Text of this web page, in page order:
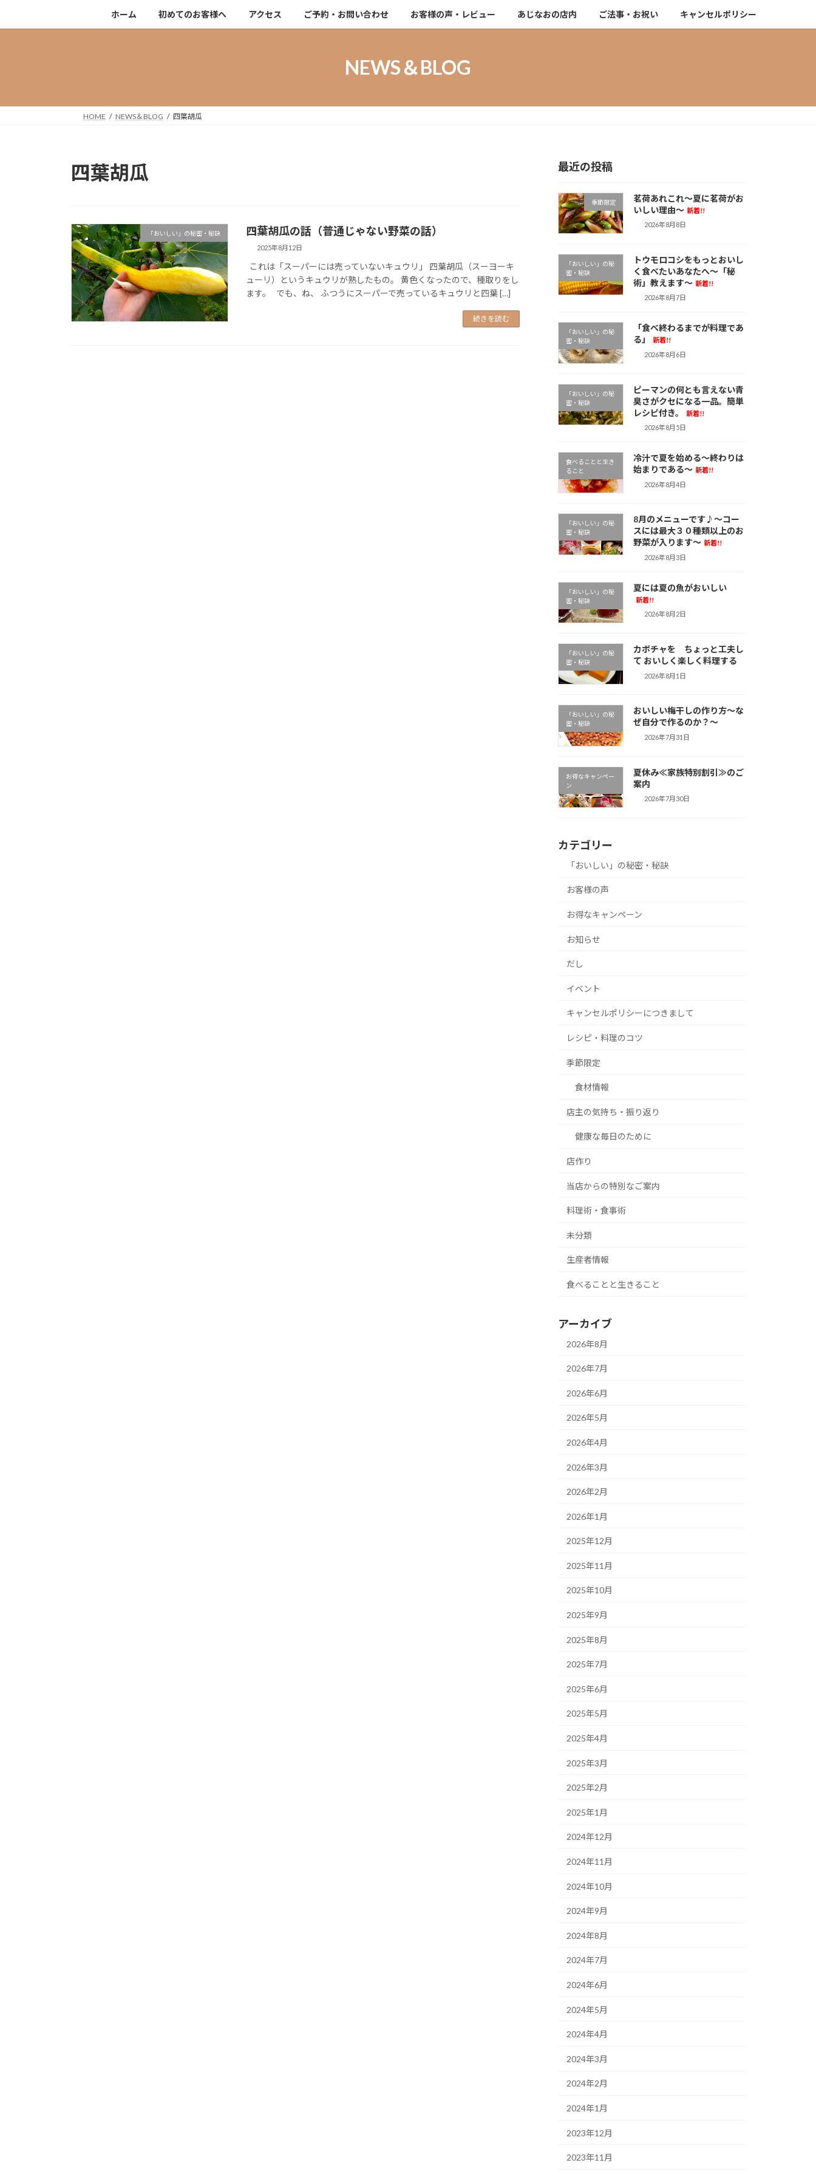
キ
に
ホーム 初めてのお客様へ アクセス ご予約・お問い合わせ お客様の声・レビュー あじなおの店内 ご法事・お祝い キャンセルポリシー
NEWS＆BLOG
HOME NEWS＆BLOG 四葉胡瓜
四葉胡瓜
「おいしい」の秘密・秘訣 四葉胡瓜の話（普通じゃない野菜の話）
2025年8月12日
これは「スーパーには売っていないキュウリ」 四葉胡瓜（スーヨーキ
ューリ）というキュウリが熟したもの。 黄色くなったので、種取りをし
ます。 でも、ね、 ふつうにスーパーで売っているキュウリと四葉 […]
続きを読む
最近の投稿
季節限定
茗荷あれこれ～夏に茗荷がお
いしい理由～ 新着!!
2026年8月8日
「おいしい」の秘
密・秘訣
トウモロコシをもっとおいし
く食べたいあなたへ～「秘
術」教えます～ 新着!!
2026年8月7日
「おいしい」の秘
密・秘訣
「食べ終わるまでが料理であ
る」
新着!!
2026年8月6日
「おいしい」の秘
密・秘訣
ピーマンの何とも言えない青
臭さがクセになる一品。簡単
レシピ付き。
新着!!
2026年8月5日
食べることと生き
ること
冷汁で夏を始める～終わりは
始まりである～ 新着!!
2026年8月4日
「おいしい」の秘
密・秘訣
8月のメニューです♪～コー
スには最大３０種類以上のお
野菜が入ります～ 新着!!
2026年8月3日
「おいしい」の秘
密・秘訣
夏には夏の魚がおいしい
新着!!
2026年8月2日
「おいしい」の秘
密・秘訣
カボチャを ちょっと工夫し
て おいしく楽しく料理する
2026年8月1日
「おいしい」の秘
密・秘訣
おいしい梅干しの作り方～な
ぜ自分で作るのか？～
2026年7月31日
お得なキャンペー
ン
夏休み≪家族特別割引≫のご
案内
2026年7月30日
カテゴリー
「おいしい」の秘密・秘訣
お客様の声
お得なキャンペーン
お知らせ
だし
イベント
キャンセルポリシーにつきまして
レシピ・料理のコツ
季節限定
食材情報
店主の気持ち・振り返り
健康な毎日のために
店作り
当店からの特別なご案内
料理術・食事術
未分類
生産者情報
食べることと生きること
アーカイブ
2026年8月
2026年7月
2026年6月
2026年5月
2026年4月
2026年3月
2026年2月
2026年1月
2025年12月
2025年11月
2025年10月
2025年9月
2025年8月
2025年7月
2025年6月
2025年5月
2025年4月
2025年3月
2025年2月
2025年1月
2024年12月
2024年11月
2024年10月
2024年9月
2024年8月
2024年7月
2024年6月
2024年5月
2024年4月
2024年3月
2024年2月
2024年1月
2023年12月
2023年11月